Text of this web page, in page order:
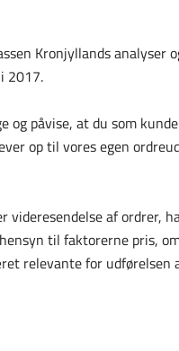
Kronjyllands
2017.
og påvise, at du som
op til vores egen
videresendelse af
til faktorerne pris,
relevante for udførelsen